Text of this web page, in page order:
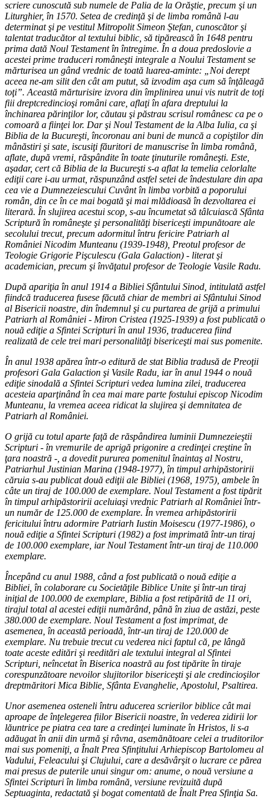
scriere cunoscută sub numele de Palia de la Orăştie, precum şi un
Liturghier, în 1570. Setea de credinţă şi de limba română l-au
determinat şi pe vestitul Mitropolit Simeon Ştefan, cunoscător şi
talentat traducător al textului biblic, să tipărească în 1648 pentru
prima dată Noul Testament în întregime. În a doua predoslovie a
acestei prime traduceri româneşti integrale a Noului Testament se
mărturisea un gând vrednic de toată luarea-aminte: „Noi derept
aceea ne-am silit den cât am putut, să izvodim aşa cum să înţăleagă
toţi”. Această mărturisire izvora din împlinirea unui vis nutrit de toţi
fiii dreptcredincioşi români care, aflaţi în afara dreptului la
închinarea părinţilor lor, căutau şi păstrau scrisul românesc ca pe o
comoară a fiinţei lor. Dar şi Noul Testament de la Alba Iulia, ca şi
Biblia de la Bucureşti, încoronau ani buni de muncă a copiştilor din
mânăstiri şi sate, iscusiţi făuritori de manuscrise în limba română,
aflate, după vremi, răspândite în toate ţinuturile româneşti. Este,
aşadar, cert că Biblia de la Bucureşti s-a aflat la temelia celorlalte
ediţii care i-au urmat, răspunzând astfel setei de îndestulare din apa
cea vie a Dumnezeiescului Cuvânt în limba vorbită a poporului
român, din ce în ce mai bogată şi mai mlădioasă în dezvoltarea ei
literară. În slujirea acestui scop, s-au încumetat să tâlcuiască Sfânta
Scriptură în româneşte şi personalităţi bisericeşti impunătoare ale
secolului trecut, precum adormitul întru fericire Patriarh al
României Nicodim Munteanu (1939-1948), Preotul profesor de
Teologie Grigorie Pişculescu (Gala Galaction) - literat şi
academician, precum şi învăţatul profesor de Teologie Vasile Radu.
După apariţia în anul 1914 a Bibliei Sfântului Sinod, intitulată astfel
fiindcă traducerea fusese făcută chiar de membri ai Sfântului Sinod
al Bisericii noastre, din îndemnul şi cu purtarea de grijă a primului
Patriarh al României - Miron Cristea (1925-1939) a fost publicată o
nouă ediţie a Sfintei Scripturi în anul 1936, traducerea fiind
realizată de cele trei mari personalităţi bisericeşti mai sus pomenite.
În anul 1938 apărea într-o editură de stat Biblia tradusă de Preoţii
profesori Gala Galaction şi Vasile Radu, iar în anul 1944 o nouă
ediţie sinodală a Sfintei Scripturi vedea lumina zilei, traducerea
acesteia aparţinând în cea mai mare parte fostului episcop Nicodim
Munteanu, la vremea aceea ridicat la slujirea şi demnitatea de
Patriarh al României.
O grijă cu totul aparte faţă de răspândirea luminii Dumnezeieştii
Scripturi - în vremurile de aprigă prigonire a credinţei creştine în
ţara noastră -, a dovedit pururea pomenitul înaintaş al Nostru,
Patriarhul Justinian Marina (1948-1977), în timpul arhipăstoririi
căruia s-au publicat două ediţii ale Bibliei (1968, 1975), ambele în
câte un tiraj de 100.000 de exemplare. Noul Testament a fost tipărit
în timpul arhipăstoririi aceluiaşi vrednic Patriarh al României într-
un număr de 125.000 de exemplare. În vremea arhipăstoririi
fericitului întru adormire Patriarh Iustin Moisescu (1977-1986), o
nouă ediţie a Sfintei Scripturi (1982) a fost imprimată într-un tiraj
de 100.000 exemplare, iar Noul Testament într-un tiraj de 110.000
exemplare.
Începând cu anul 1988, când a fost publicată o nouă ediţie a
Bibliei, în colaborare cu Societăţile Biblice Unite şi într-un tiraj
iniţial de 100.000 de exemplare, Biblia a fost retipărită de 11 ori,
tirajul total al acestei ediţii numărând, până în ziua de astăzi, peste
380.000 de exemplare. Noul Testament a fost imprimat, de
asemenea, în această perioadă, într-un tiraj de 120.000 de
exemplare. Nu trebuie trecut cu vederea nici faptul că, pe lângă
toate aceste editări şi reeditări ale textului integral al Sfintei
Scripturi, neîncetat în Biserica noastră au fost tipărite în tiraje
corespunzătoare nevoilor slujitorilor bisericeşti şi ale credincioşilor
dreptmăritori Mica Biblie, Sfânta Evanghelie, Apostolul, Psaltirea.
Unor asemenea osteneli întru aducerea scrierilor biblice cât mai
aproape de înţelegerea fiilor Bisericii noastre, în vederea zidirii lor
lăuntrice pe piatra cea tare a credinţei luminate în Hristos, li s-a
adăugat în anii din urmă şi râvna, asemănătoare celei a truditorilor
mai sus pomeniţi, a Înalt Prea Sfinţitului Arhiepiscop Bartolomeu al
Vadului, Feleacului şi Clujului, care a desăvârşit o lucrare ce părea
mai presus de puterile unui singur om: anume, o nouă versiune a
Sfintei Scripturi în limba română, versiune revizuită după
Septuaginta, redactată şi bogat comentată de Înalt Prea Sfinţia Sa.